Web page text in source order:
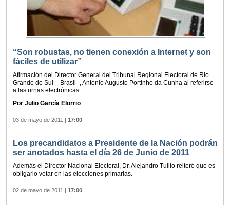
“Son robustas, no tienen conexión a Internet y son
fáciles de utilizar”
Afirmación del Director General del Tribunal Regional Electoral de Rio
Grande do Sul – Brasil -, Antonio Augusto Portinho da Cunha al referirse
a las urnas electrónicas
Por Julio García Elorrio
03 de mayo de 2011 | 17:00
Los precandidatos a Presidente de la Nación podrán
ser anotados hasta el día 26 de Junio de 2011
Además el Director Nacional Electoral, Dr. Alejandro Tullio reiteró que es
obligario votar en las elecciones primarias.
02 de mayo de 2011 | 17:00